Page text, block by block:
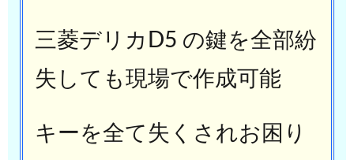
三菱デリカD5 の鍵を全部紛
失しても現場で作成可能
キーを全て失くされお困り